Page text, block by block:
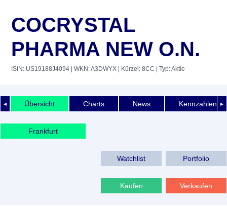
COCRYSTAL
PHARMA NEW O.N.
ISIN: US19188J4094 | WKN: A3DWYX | Kürzel: 8CC | Typ: Aktie
◄ ►
Übersicht Charts News Kennzahlen
Frankfurt
Watchlist Portfolio
Kaufen Verkaufen